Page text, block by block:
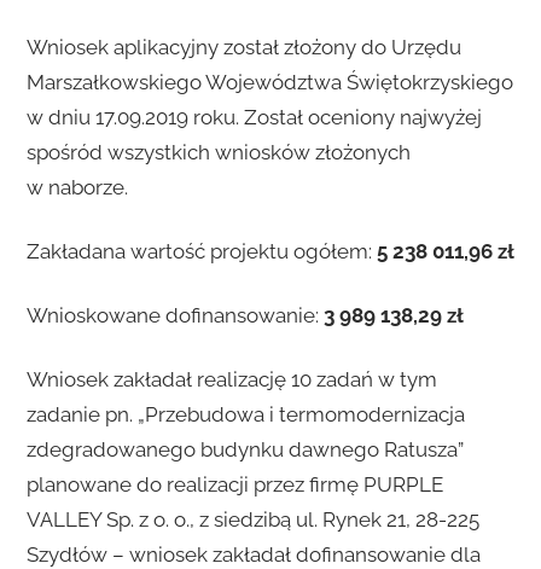
Wniosek aplikacyjny został złożony do Urzędu
Marszałkowskiego Województwa Świętokrzyskiego
w dniu 17.09.2019 roku. Został oceniony najwyżej
spośród wszystkich wniosków złożonych
w naborze.
Zakładana wartość projektu ogółem: 5 238 011,96 zł
Wnioskowane dofinansowanie: 3 989 138,29 zł
Wniosek zakładał realizację 10 zadań w tym
zadanie pn. „Przebudowa i termomodernizacja
zdegradowanego budynku dawnego Ratusza”
planowane do realizacji przez firmę PURPLE
VALLEY Sp. z o. o., z siedzibą ul. Rynek 21, 28-225
Szydłów – wniosek zakładał dofinansowanie dla